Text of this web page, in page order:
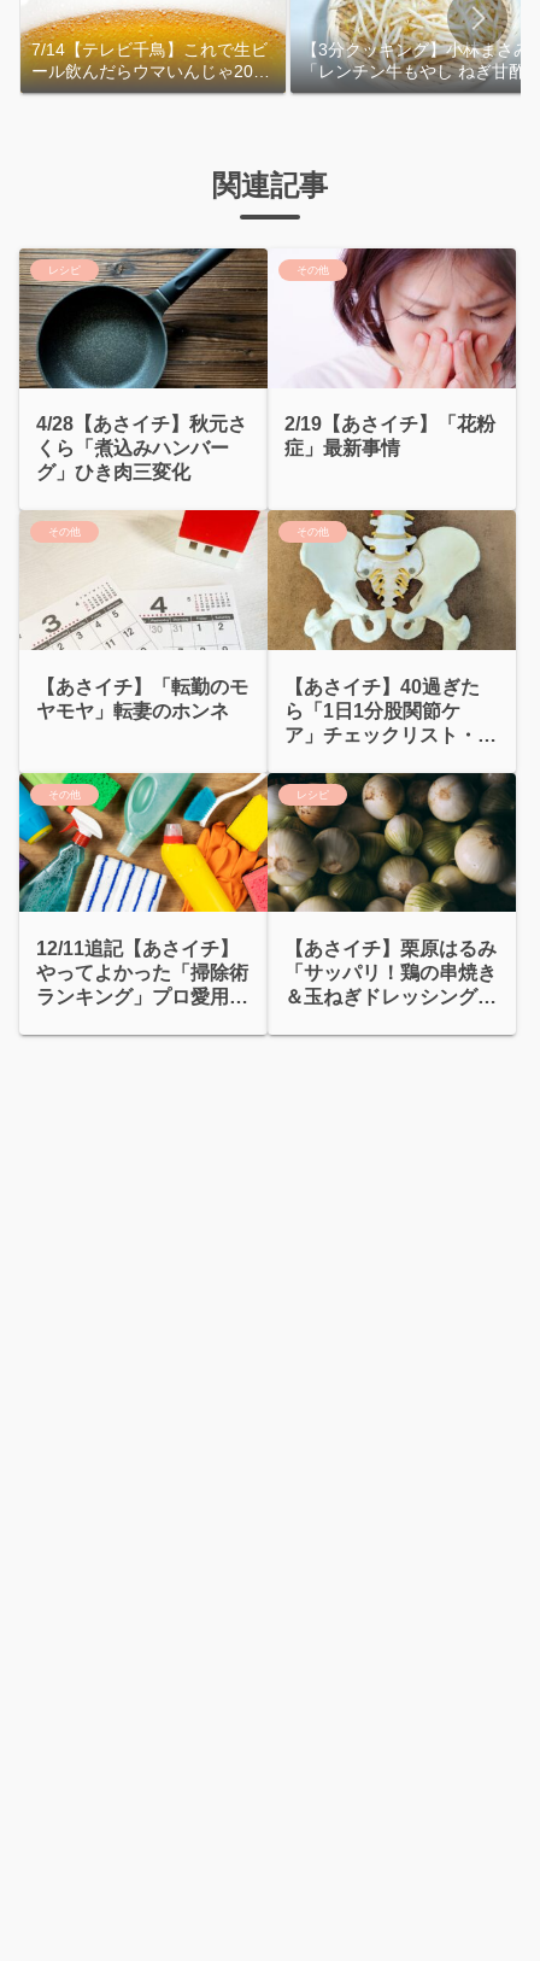
7/14【テレビ千鳥】これで生ビ
ール飲んだらウマいんじゃ2026
｜おおよその作り方
【3分クッキング】小林まさみ
「レンチン牛もやし ねぎ甘酢
れ」作り方
関連記事
レシピ
4/28【あさイチ】秋元さ
くら「煮込みハンバー
グ」ひき肉三変化
その他
2/19【あさイチ】「花粉
症」最新事情
その他
【あさイチ】「転勤のモ
ヤモヤ」転妻のホンネ
その他
【あさイチ】40過ぎた
ら「1日1分股関節ケ
ア」チェックリスト・
その他
12/11追記【あさイチ】
やってよかった「掃除術
ランキング」プロ愛用ア
レシピ
【あさイチ】栗原はるみ
「サッパリ！鶏の串焼き
＆玉ねぎドレッシングの